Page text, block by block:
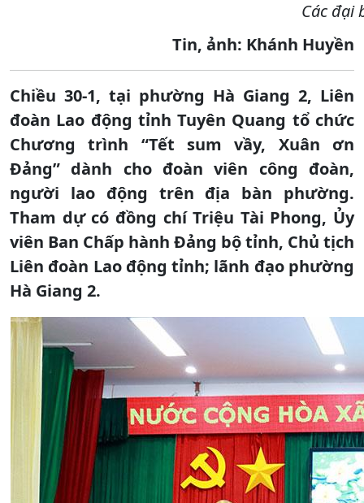
Các đại
Tin, ảnh: Khánh Huyền
Chiều 30-1, tại phường Hà Giang 2, Liên
đoàn Lao động tỉnh Tuyên Quang tổ chức
Chương trình “Tết sum vầy, Xuân ơn
Đảng” dành cho đoàn viên công đoàn,
người lao động trên địa bàn phường.
Tham dự có đồng chí Triệu Tài Phong, Ủy
viên Ban Chấp hành Đảng bộ tỉnh, Chủ tịch
Liên đoàn Lao động tỉnh; lãnh đạo phường
Hà Giang 2.